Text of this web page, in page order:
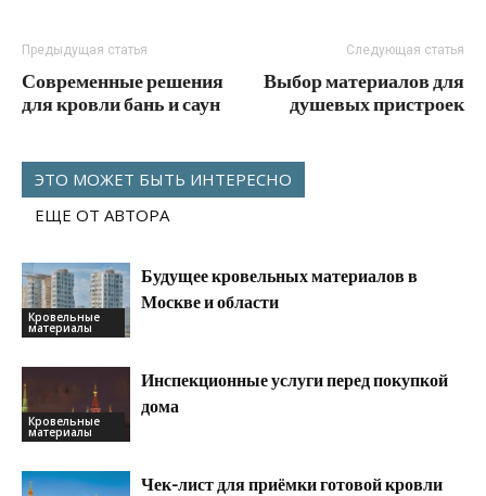
Предыдущая статья
Современные решения
для кровли бань и саун
Следующая статья
Выбор материалов для
душевых пристроек
ЭТО МОЖЕТ БЫТЬ ИНТЕРЕСНО
ЕЩЕ ОТ АВТОРА
Кровельные
материалы
Будущее кровельных материалов в
Москве и области
Кровельные
материалы
Инспекционные услуги перед покупкой
дома
Чек-лист для приёмки готовой кровли